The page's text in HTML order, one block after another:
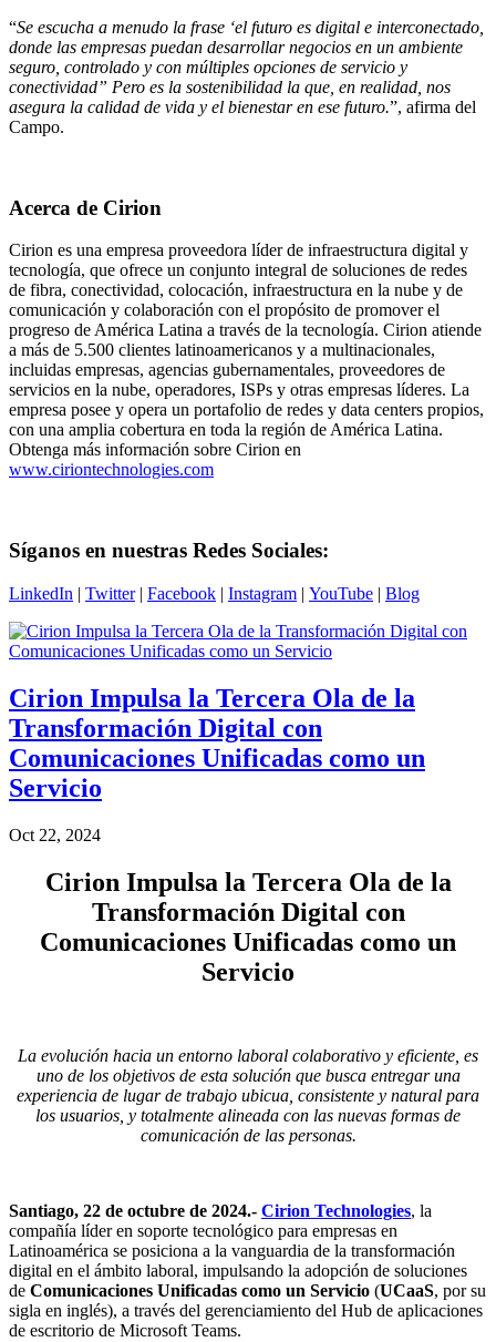
“Se escucha a menudo la frase ‘el futuro es digital e interconectado,
donde las empresas puedan desarrollar negocios en un ambiente
seguro, controlado y con múltiples opciones de servicio y
conectividad” Pero es la sostenibilidad la que, en realidad, nos
asegura la calidad de vida y el bienestar en ese futuro.”, afirma del
Campo.
Acerca de Cirion
Cirion es una empresa proveedora líder de infraestructura digital y
tecnología, que ofrece un conjunto integral de soluciones de redes
de fibra, conectividad, colocación, infraestructura en la nube y de
comunicación y colaboración con el propósito de promover el
progreso de América Latina a través de la tecnología. Cirion atiende
a más de 5.500 clientes latinoamericanos y a multinacionales,
incluidas empresas, agencias gubernamentales, proveedores de
servicios en la nube, operadores, ISPs y otras empresas líderes. La
empresa posee y opera un portafolio de redes y data centers propios,
con una amplia cobertura en toda la región de América Latina.
Obtenga más información sobre Cirion en
www.ciriontechnologies.com
Síganos en nuestras Redes Sociales:
LinkedIn | Twitter| Facebook | Instagram | YouTube | Blog
Cirion Impulsa la Tercera Ola de la
Transformación Digital con
Comunicaciones Unificadas como un
Servicio
Oct 22, 2024
Cirion Impulsa la Tercera Ola de la
Transformación Digital con
Comunicaciones Unificadas como un
Servicio
La evolución hacia un entorno laboral colaborativo y eficiente, es
uno de los objetivos de esta solución que busca entregar una
experiencia de lugar de trabajo ubicua, consistente y natural para
los usuarios, y totalmente alineada con las nuevas formas de
comunicación de las personas.
Santiago, 22 de octubre de 2024.- Cirion Technologies, la
compañía líder en soporte tecnológico para empresas en
Latinoamérica se posiciona a la vanguardia de la transformación
digital en el ámbito laboral, impulsando la adopción de soluciones
de Comunicaciones Unificadas como un Servicio (UCaaS, por su
sigla en inglés), a través del gerenciamiento del Hub de aplicaciones
de escritorio de Microsoft Teams.